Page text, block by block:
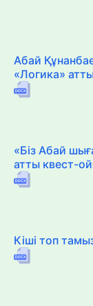
Абай
«Логика»
«Біз Абай
атты квест-
Кіші топ